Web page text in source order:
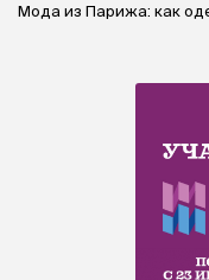
Мода из Парижа: как